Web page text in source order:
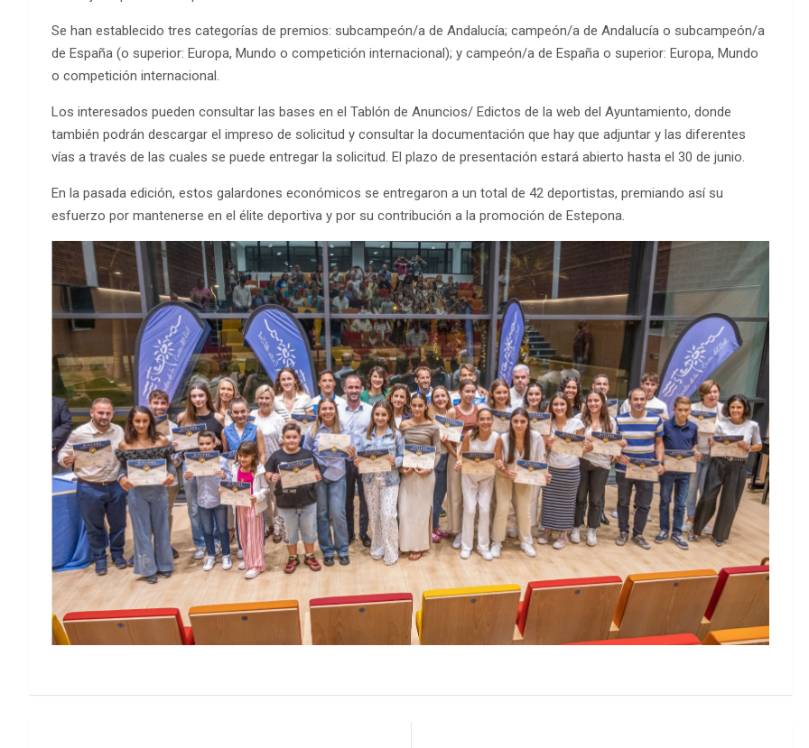
Se han establecido tres categorías de premios: subcampeón/a de Andalucía; campeón/a de Andalucía o subcampeón/a
de España (o superior: Europa, Mundo o competición internacional); y campeón/a de España o superior: Europa, Mundo
o competición internacional.
Los interesados pueden consultar las bases en el Tablón de Anuncios/ Edictos de la web del Ayuntamiento, donde
también podrán descargar el impreso de solicitud y consultar la documentación que hay que adjuntar y las diferentes
vías a través de las cuales se puede entregar la solicitud. El plazo de presentación estará abierto hasta el 30 de junio.
En la pasada edición, estos galardones económicos se entregaron a un total de 42 deportistas, premiando así su
esfuerzo por mantenerse en el élite deportiva y por su contribución a la promoción de Estepona.